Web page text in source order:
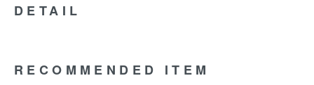
DETAIL
RECOMMENDED ITEM